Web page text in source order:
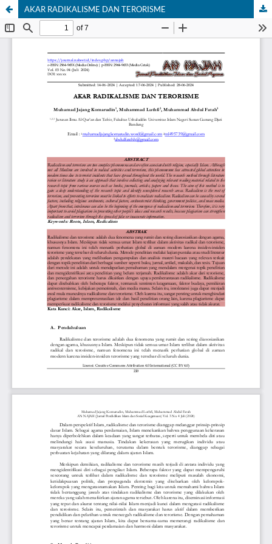
AKAR RADIKALISME DAN TERORISME